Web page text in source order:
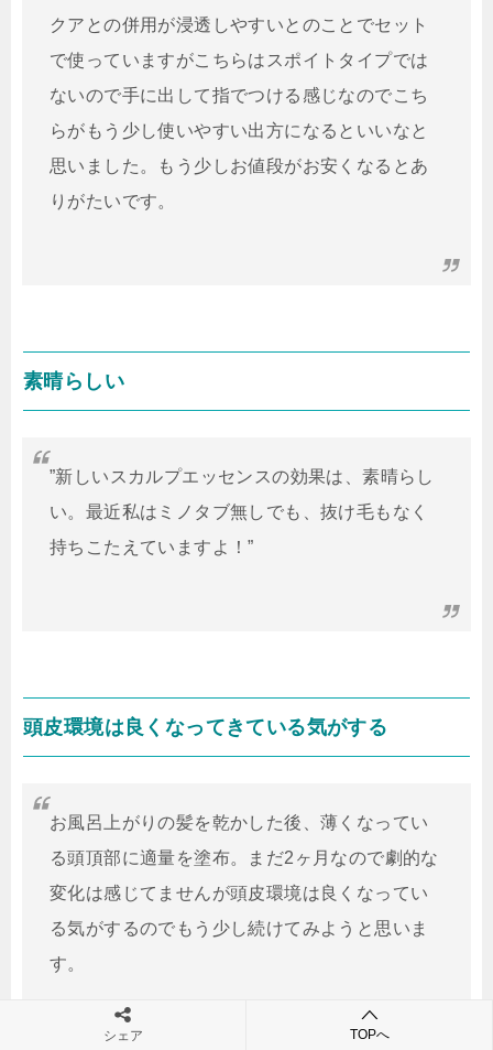
クアとの併用が浸透しやすいとのことでセット
で使っていますがこちらはスポイトタイプでは
ないので手に出して指でつける感じなのでこち
らがもう少し使いやすい出方になるといいなと
思いました。もう少しお値段がお安くなるとあ
りがたいです。
素晴らしい
”新しいスカルプエッセンスの効果は、素晴らし
い。最近私はミノタブ無しでも、抜け毛もなく
持ちこたえていますよ！”
頭皮環境は良くなってきている気がする
お風呂上がりの髪を乾かした後、薄くなってい
る頭頂部に適量を塗布。
まだ2ヶ月なので劇的な
変化は感じてませんが頭皮環境は良くなってい
る気がするのでもう少し続けてみようと思いま
す。
シェア TOPへ